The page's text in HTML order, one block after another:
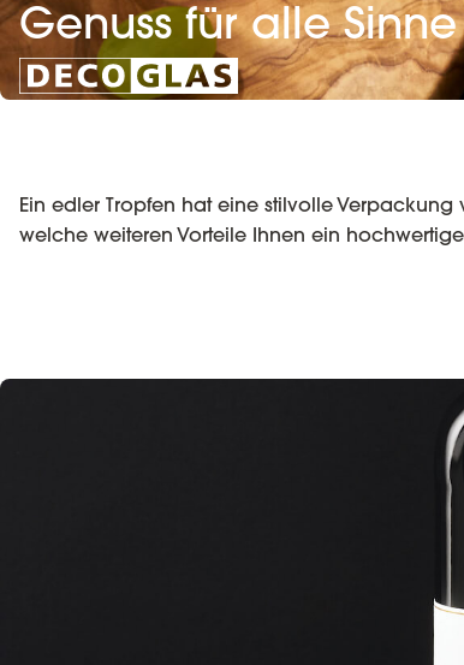
Genuss für alle Sinne
Ein edler Tropfen hat eine stilvolle
welche weiteren Vorteile Ihnen ein